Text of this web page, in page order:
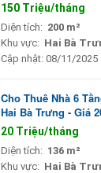
150 Triệu/tháng
Diện tích: 200 m²
Khu vực: Hai Bà
Cập nhật: 08/11/2025
Cho Thuê Nhà 6
Hai Bà Trưng - Giá
20 Triệu/tháng
Diện tích: 136 m²
Khu vực: Hai Bà